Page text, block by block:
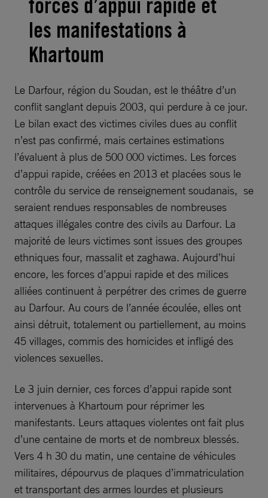
forces d’appui rapide et
les manifestations à
Khartoum
Le Darfour, région du Soudan, est le théâtre d’un
conflit sanglant depuis 2003, qui perdure à ce jour.
Le bilan exact des victimes civiles dues au conflit
n’est pas confirmé, mais certaines estimations
l’évaluent à plus de 500 000 victimes. Les forces
d’appui rapide, créées en 2013 et placées sous le
contrôle du service de renseignement soudanais, se
seraient rendues responsables de nombreuses
attaques illégales contre des civils au Darfour. La
majorité de leurs victimes sont issues des groupes
ethniques four, massalit et zaghawa. Aujourd’hui
encore, les forces d’appui rapide et des milices
alliées continuent à perpétrer des crimes de guerre
au Darfour. Au cours de l’année écoulée, elles ont
ainsi détruit, totalement ou partiellement, au moins
45 villages, commis des homicides et infligé des
violences sexuelles.
Le 3 juin dernier, ces forces d’appui rapide sont
intervenues à Khartoum pour réprimer les
manifestants. Leurs attaques violentes ont fait plus
d’une centaine de morts et de nombreux blessés.
Vers 4 h 30 du matin, une centaine de véhicules
militaires, dépourvus de plaques d’immatriculation
et transportant des armes lourdes et plusieurs